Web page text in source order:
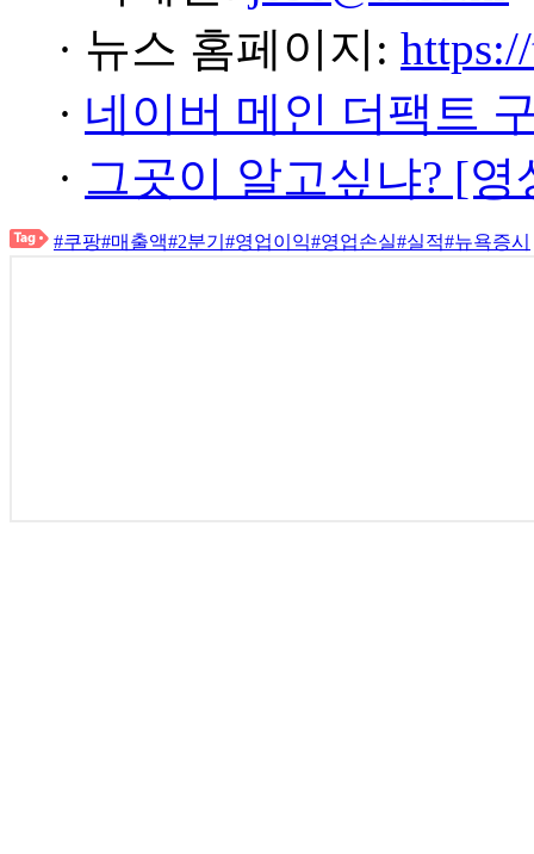
· 뉴스 홈페이지:
· 네이버 메인 더팩트
· 그곳이 알고싶냐? [
#쿠팡#매출액#2분기 #영업이익#영업손실#실적#뉴욕증시